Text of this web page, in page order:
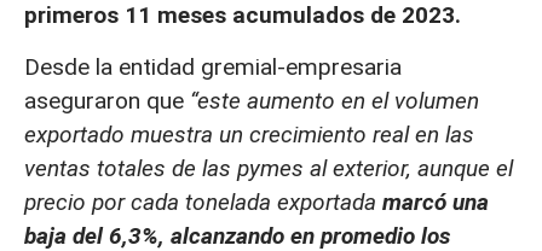
primeros 11 meses acumulados de 2023.
Desde la entidad gremial-empresaria
aseguraron que “este aumento en el volumen
exportado muestra un crecimiento real en las
ventas totales de las pymes al exterior, aunque el
precio por cada tonelada exportada marcó una
baja del 6,3%, alcanzando en promedio los